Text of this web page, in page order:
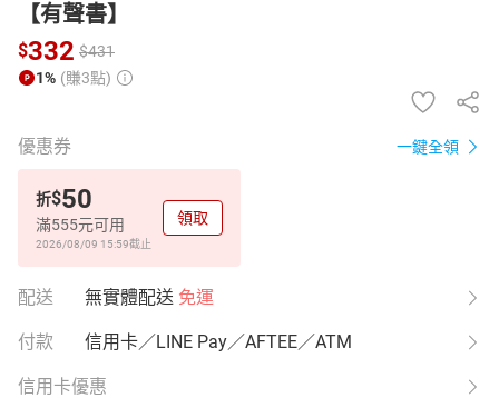
【有聲書】
$332 $431
1% (賺3點)
優惠券 一鍵全領
折$50
滿555元可用
2026/08/09 15:59截止
領取
配送 無實體配送 免運
付款 信用卡／LINE Pay／AFTEE／ATM
信用卡優惠